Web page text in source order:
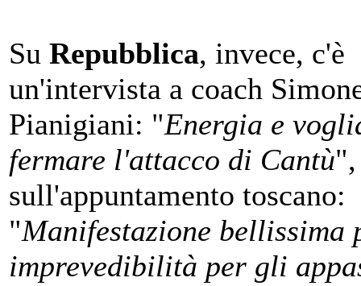
Su Repubblica, invece, c'è
un'intervista a coach
Pianigiani: "Energia e
fermare l'attacco di Cantù
sull'appuntamento toscano:
"Manifestazione bellissima
imprevedibilità per gli